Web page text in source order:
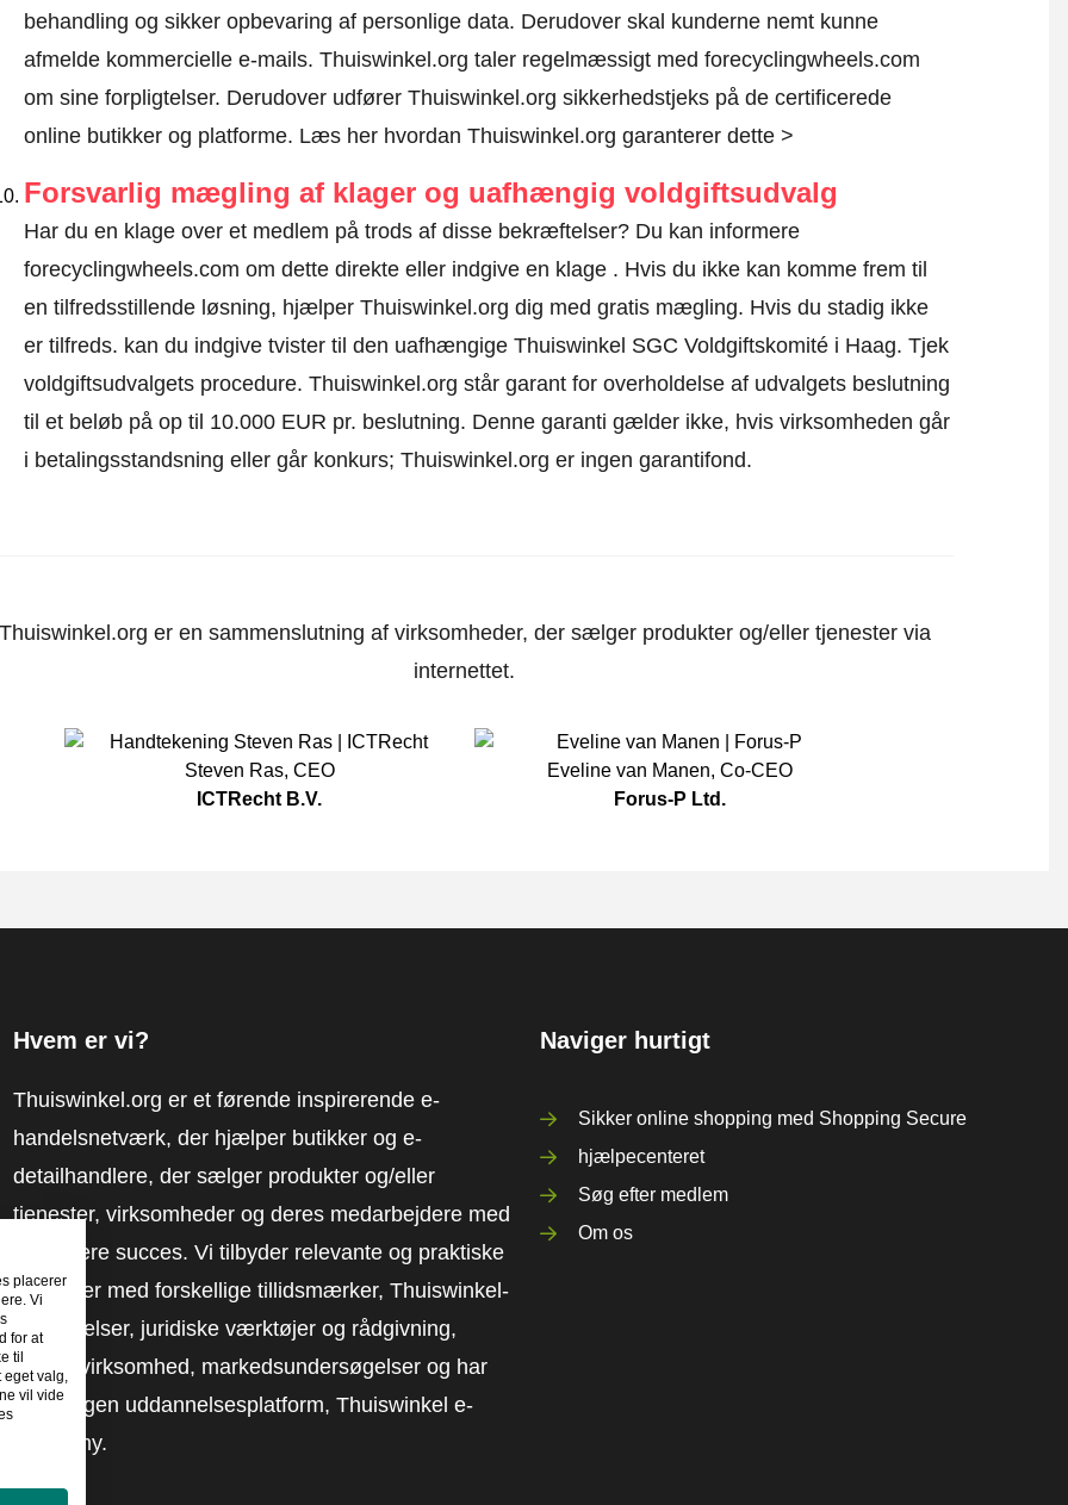
behandling og sikker opbevaring af personlige data. Derudover skal kunderne nemt kunne
afmelde kommercielle e-mails. Thuiswinkel.org taler regelmæssigt med forecyclingwheels.com
om sine forpligtelser. Derudover udfører Thuiswinkel.org sikkerhedstjeks på de certificerede
online butikker og platforme. Læs her hvordan Thuiswinkel.org garanterer dette >
Forsvarlig mægling af klager og uafhængig voldgiftsudvalg
Har du en klage over et medlem på trods af disse bekræftelser? Du kan informere
forecyclingwheels.com om dette direkte ellerindgive en klage. Hvis du ikke kan komme frem til
en tilfredsstillende løsning, hjælper Thuiswinkel.org dig med gratis mægling. Hvis du stadig ikke
er tilfreds. kan du indgive tvister til den uafhængige Thuiswinkel SGC Voldgiftskomité i Haag. Tjek
voldgiftsudvalgets procedure. Thuiswinkel.org står garant for overholdelse af udvalgets beslutning
til et beløb på op til 10.000 EUR pr. beslutning. Denne garanti gælder ikke, hvis virksomheden går
i betalingsstandsning eller går konkurs; Thuiswinkel.org er ingen garantifond.
er en sammenslutning af virksomheder, der sælger produkter og/eller tjenester via
internettet.
Steven Ras, CEO
ICTRecht B.V.
Eveline van Manen, Co-CEO
Forus-P Ltd.
Hvem er vi?
Thuiswinkel.org er et førende inspirerende e-
handelsnetværk, der hjælper butikker og e-
detailhandlere, der sælger produkter og/eller
tjenester, virksomheder og deres medarbejdere med
at få mere succes. Vi tilbyder relevante og praktiske
løsninger med forskellige tillidsmærker, Thuiswinkel-
anmeldelser, juridiske værktøjer og rådgivning,
fortalervirksomhed, markedsundersøgelser og har
vores egen uddannelsesplatform, Thuiswinkel e-
Academy.
Naviger hurtigt
Sikker online shopping med Shopping Secure
hjælpecenteret
Søg efter medlem
Om os
placerer
Vi
for at
til
eget valg,
vil vide